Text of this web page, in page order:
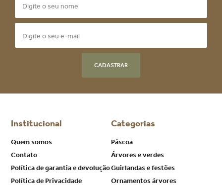
CADASTRAR
Institucional
Quem somos
Contato
Política de garantia e devolução
Política de Privacidade
Categorias
Páscoa
Árvores e verdes
Guirlandas e festões
Ornamentos árvores